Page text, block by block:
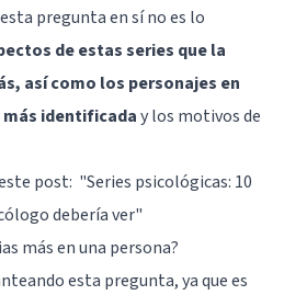
pregunta en sí no es lo
de estas series que la
así como los personajes en
identificaday los motivos de
post: "Series psicológicas: 10
debería ver"
más en una persona?
esta pregunta, ya que es